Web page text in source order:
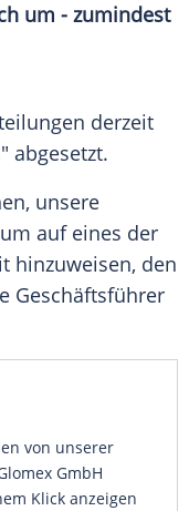
um - zumindest
derzeit
" abgesetzt.
unsere
auf eines der
hinzuweisen, den
Geschäftsführer
von unserer
GmbH
Klick anzeigen